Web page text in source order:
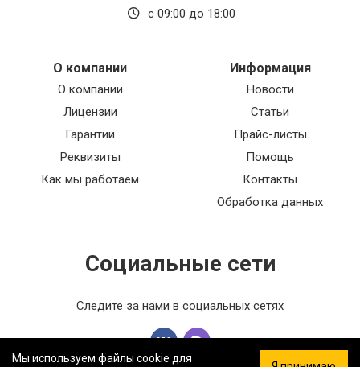
с 09:00 до 18:00
О компании
О компании
Лицензии
Гарантии
Реквизиты
Как мы работаем
Информация
Новости
Статьи
Прайс-листы
Помощь
Контакты
Обработка данных
Социальные сети
Следите за нами в социальных сетях
Мы используем файлы cookie для